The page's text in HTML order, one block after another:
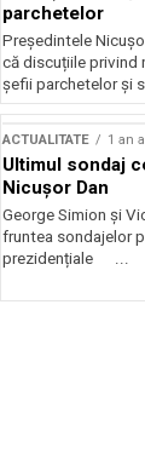
parchetelor
Președintele
că discuțiile privind
șefii parchetelor și
ACTUALITATE 1 an
Ultimul sondaj
Nicușor Dan
George Simion și
fruntea sondajelor
prezidențiale ...